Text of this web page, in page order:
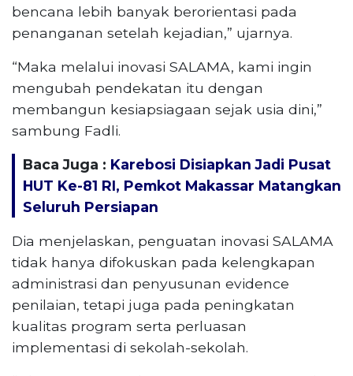
bencana lebih banyak berorientasi pada
penanganan setelah kejadian,” ujarnya.
“Maka melalui inovasi SALAMA, kami ingin
mengubah pendekatan itu dengan
membangun kesiapsiagaan sejak usia dini,”
sambung Fadli.
Baca Juga : Karebosi Disiapkan Jadi Pusat
HUT Ke-81 RI, Pemkot Makassar Matangkan
Seluruh Persiapan
Dia menjelaskan, penguatan inovasi SALAMA
tidak hanya difokuskan pada kelengkapan
administrasi dan penyusunan evidence
penilaian, tetapi juga pada peningkatan
kualitas program serta perluasan
implementasi di sekolah-sekolah.